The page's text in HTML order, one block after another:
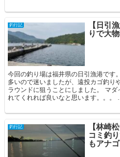
釣行記
【日引
りで大
今回の釣り場は福井県の日引漁港です
多いので迷いましたが、遠投カゴ釣り
ラウンドに狙うことにしました。 マ
れてくれれば良いなと思います。。。 ...
釣行記
【林崎
コミ釣
もアナゴ